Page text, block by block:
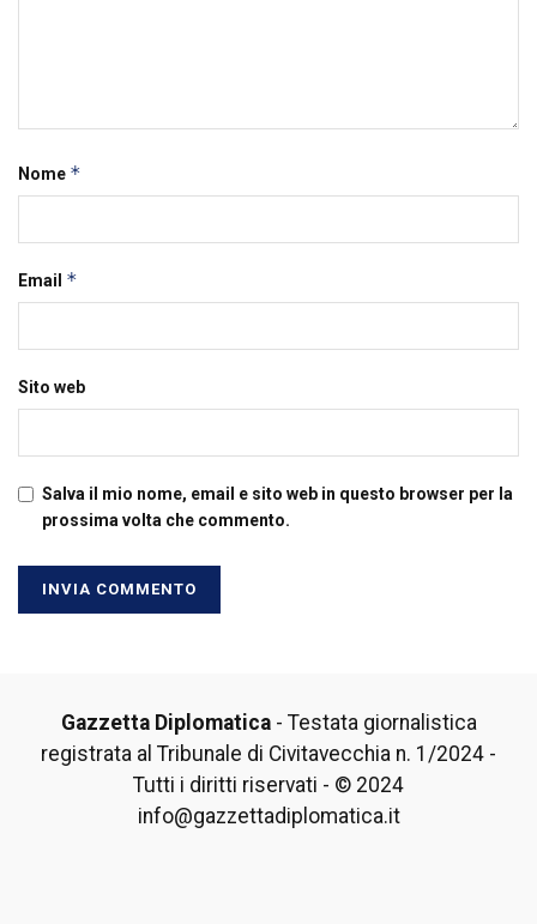
Nome *
Email *
Sito web
Salva il mio nome, email e sito web in questo browser per la
prossima volta che commento.
Gazzetta Diplomatica- Testata giornalistica
registrata al Tribunale di Civitavecchia n. 1/2024 -
Tutti i diritti riservati - © 2024
info@gazzettadiplomatica.it